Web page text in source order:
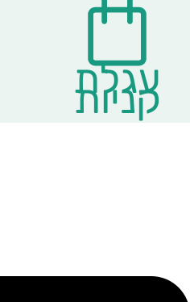
עגלת
קניות